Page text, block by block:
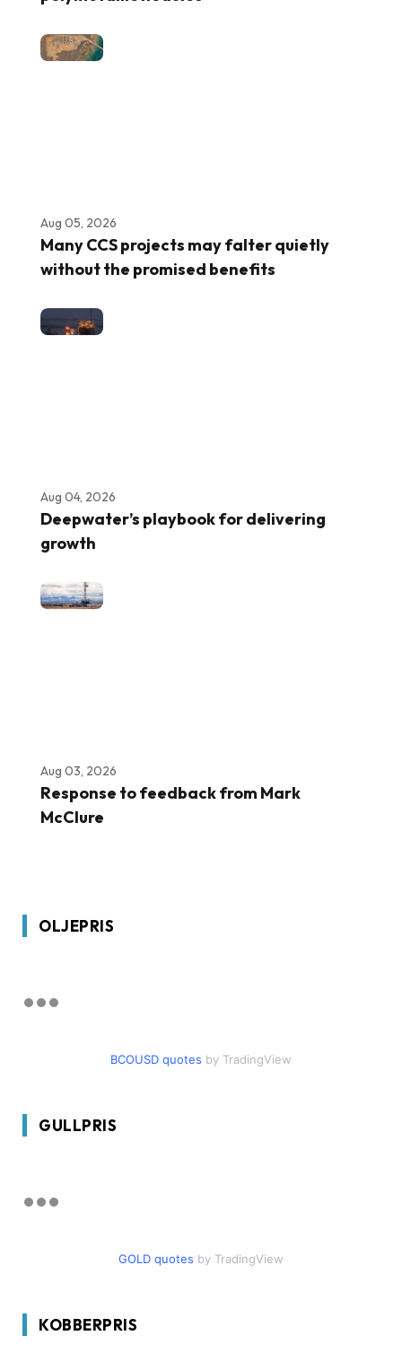
Aug 05, 2026
Many CCS projects may falter quietly
without the promised benefits
Aug 04, 2026
Deepwater’s playbook for delivering
growth
Aug 03, 2026
Response to feedback from Mark
McClure
OLJEPRIS
BCOUSD quotes by TradingView
GULLPRIS
GOLD quotes by TradingView
KOBBERPRIS